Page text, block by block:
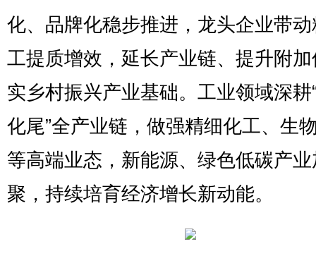
化、品牌化稳步推进，龙头企业带
工提质增效，延长产业链、提升附
实乡村振兴产业基础。工业领域深耕
化尾”全产业链，做强精细化工、生
等高端业态，新能源、绿色低碳产
聚，持续培育经济增长新动能。